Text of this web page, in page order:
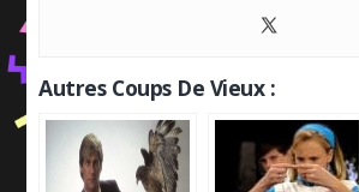
Autres Coups De Vieux :